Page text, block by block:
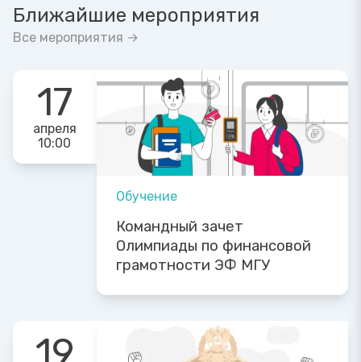
Ближайшие мероприятия
Все мероприятия →
17
апреля
10:00
Обучение
Командный зачет
Олимпиады по финансовой
грамотности ЭФ МГУ
19